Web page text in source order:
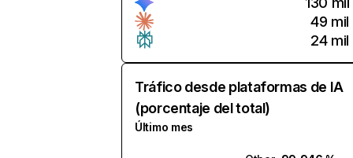
49 mil
24 mil
Tráfico desde plataformas de IA
(porcentaje del total)
Último mes